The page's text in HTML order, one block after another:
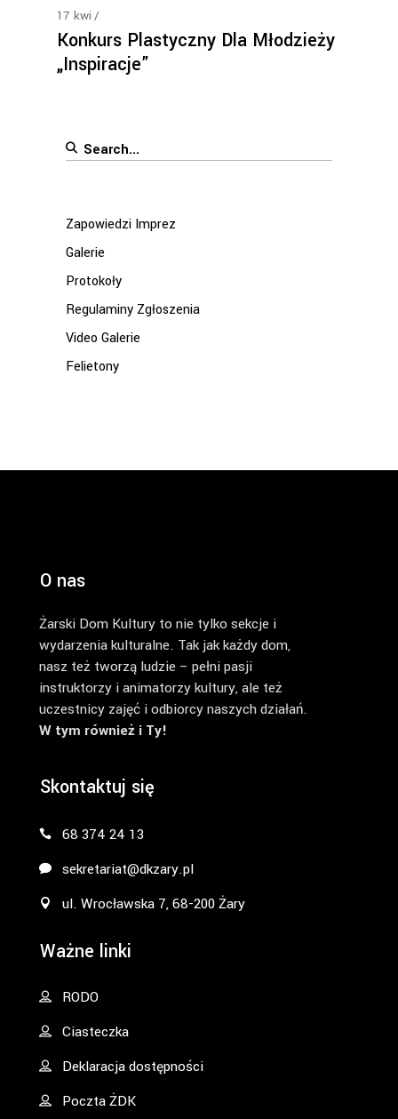
17 kwi
Konkurs Plastyczny Dla Młodzieży
„Inspiracje”
Search
Zapowiedzi Imprez
Galerie
Protokoły
Regulaminy Zgłoszenia
Video Galerie
Felietony
O nas
Żarski Dom Kultury to nie tylko sekcje i
wydarzenia kulturalne. Tak jak każdy dom,
nasz też tworzą ludzie – pełni pasji
instruktorzy i animatorzy kultury, ale też
uczestnicy zajęć i odbiorcy naszych działań.
W tym również i Ty!
Skontaktuj się
68 374 24 13
sekretariat@dkzary.pl
ul. Wrocławska 7, 68-200 Żary
Ważne linki
RODO
Ciasteczka
Deklaracja dostępności
Poczta ŻDK